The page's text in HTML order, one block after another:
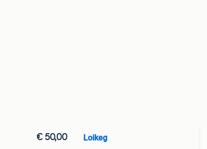
€ 50,00 Loikeg